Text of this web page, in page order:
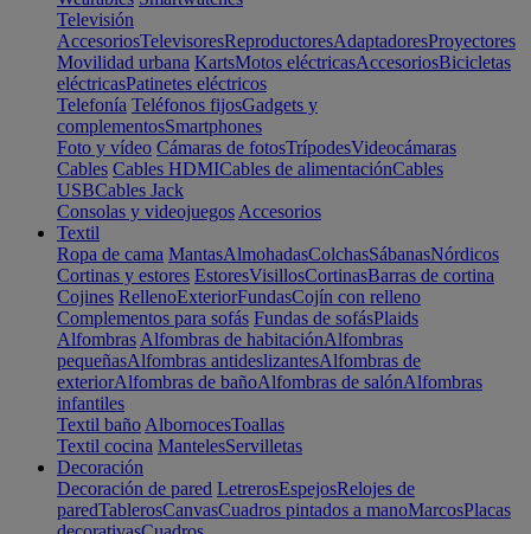
Televisión
AccesoriosTelevisoresReproductoresAdaptadoresProyectores
Movilidad urbana KartsMotos eléctricasAccesoriosBicicletas
eléctricasPatinetes eléctricos
Telefonía Teléfonos fijosGadgets y
complementosSmartphones
Foto y vídeo Cámaras de fotosTrípodesVideocámaras
Cables Cables HDMICables de alimentaciónCables
USBCables Jack
Consolas y videojuegos Accesorios
Textil
Ropa de cama MantasAlmohadasColchasSábanasNórdicos
Cortinas y estores EstoresVisillosCortinasBarras de cortina
Cojines RellenoExteriorFundasCojín con relleno
Complementos para sofás Fundas de sofásPlaids
Alfombras Alfombras de habitaciónAlfombras
pequeñasAlfombras antideslizantesAlfombras de
exteriorAlfombras de bañoAlfombras de salónAlfombras
infantiles
Textil baño AlbornocesToallas
Textil cocina MantelesServilletas
Decoración
Decoración de pared LetrerosEspejosRelojes de
paredTablerosCanvasCuadros pintados a manoMarcosPlacas